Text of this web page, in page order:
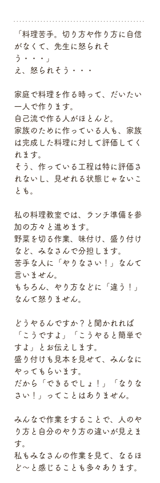
「料理苦手。切り方や作り方に自信
がなくて、先生に怒られそ
う・・・」
え、怒られそう・・・
家庭で料理を作る時って、だいたい
一人で作ります。
自己流で作る人がほとんど。
家族のために作っている人も、家族
は完成した料理に対して評価してく
れます。
そう、作っている工程は特に評価さ
れないし、見せれる状態じゃないこ
とも。
私の料理教室では、ランチ準備を参
加の方々と進めます。
野菜を切る作業、味付け、盛り付け
など、みなさんで分担します。
苦手な人に「やりなさい！」なんて
言いません。
もちろん、やり方などに「違う！」
なんて怒りません。
どうやるんですか？と聞かれれば
「こうですよ」「こうやると簡単で
すよ」とお伝えします。
盛り付けも見本を見せて、みんなに
やってもらいます。
だから「できるでしょ！」「なりな
さい！」ってことはありません。
みんなで作業をすることで、人のや
り方と自分のやり方の違いが見えま
す。
私もみなさんの作業を見て、なるほ
ど〜と感じることも多々あります。